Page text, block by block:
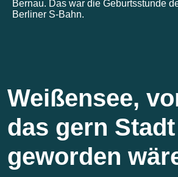
Weißensee,
das gern Stadt
geworden